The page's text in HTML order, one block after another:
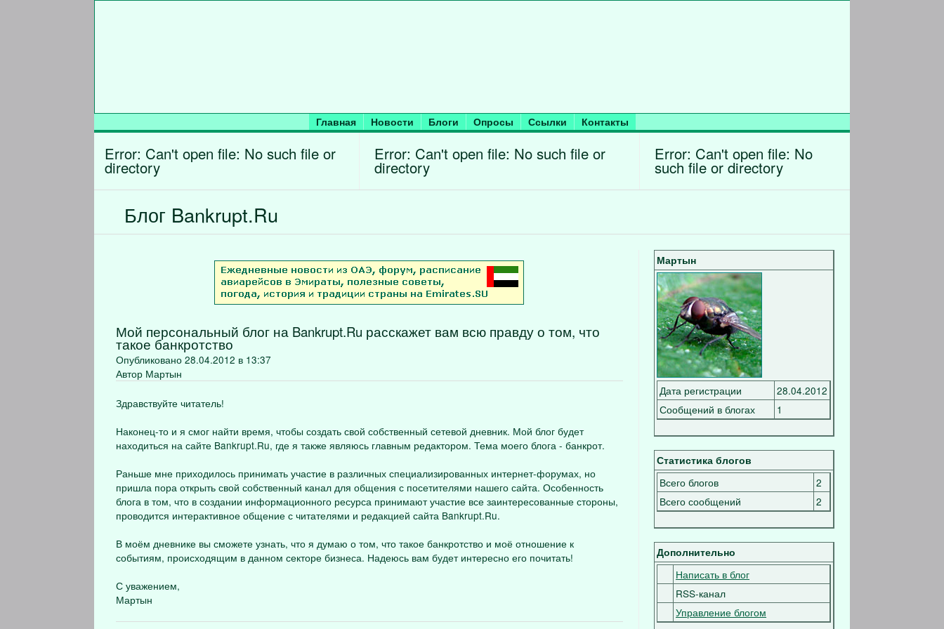
Главная Новости Блоги Опросы Ссылки Контакты
Error: Can't open file: No such file or
directory
Error: Can't open file: No such file or
directory
Error: Can't open file: No
such file or directory
Блог Bankrupt.Ru
Мой персональный блог на Bankrupt.Ru расскажет вам всю правду о том, что
такое банкротство
Опубликовано 28.04.2012 в 13:37
Автор Мартын
Здравствуйте читатель!
Наконец-то и я смог найти время, чтобы создать свой собственный сетевой дневник. Мой блог будет
находиться на сайте Bankrupt.Ru, где я также являюсь главным редактором. Тема моего блога - банкрот.
Раньше мне приходилось принимать участие в различных специализированных интернет-форумах, но
пришла пора открыть свой собственный канал для общения с посетителями нашего сайта. Особенность
блога в том, что в создании информационного ресурса принимают участие все заинтересованные стороны,
проводится интерактивное общение с читателями и редакцией сайта Bankrupt.Ru.
В моём дневнике вы сможете узнать, что я думаю о том, что такое банкротство и моё отношение к
событиям, происходящим в данном секторе бизнеса. Надеюсь вам будет интересно его почитать!
С уважением,
Мартын
Мартын
Дата регистрации
28.04.2012
Сообщений в блогах
1
Статистика блогов
Всего блогов
2
Всего сообщений
2
Дополнительно
Написать в блог
RSS-канал
Управление блогом